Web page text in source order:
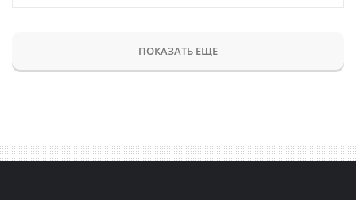
ПОКАЗАТЬ ЕЩЕ